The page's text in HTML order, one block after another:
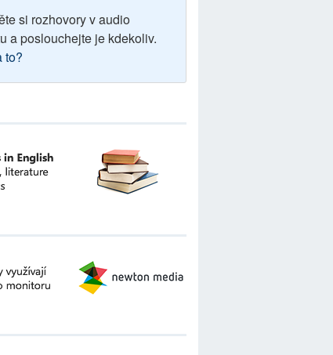
si rozhovory v audio
a poslouchejte je kdekoliv.
to?